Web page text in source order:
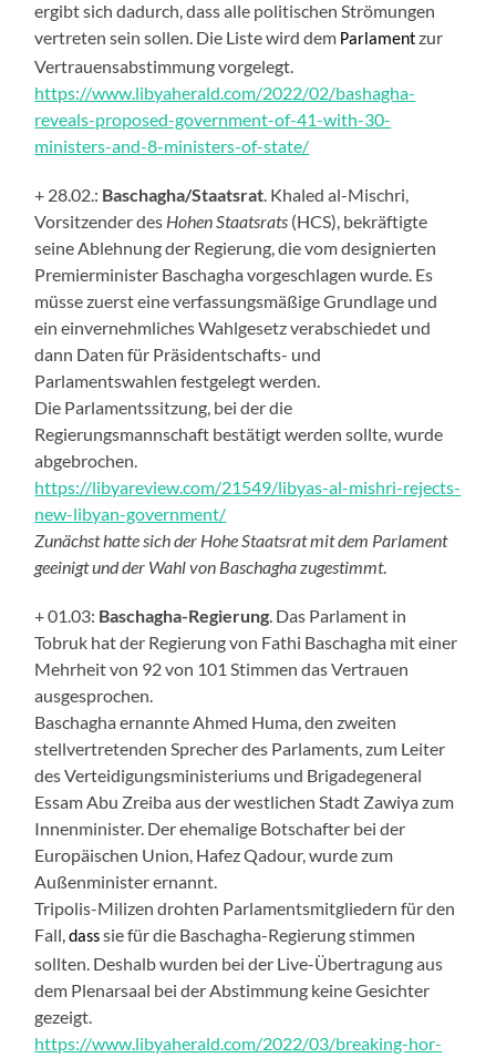
ergibt sich dadurch, dass alle politischen Strömungen
vertreten sein sollen. Die Liste wird dem Parlamentzur
Vertrauensabstimmung vorgelegt.
https://www.libyaherald.com/2022/02/bashagha-
reveals-proposed-government-of-41-with-30-
ministers-and-8-ministers-of-state/
+ 28.02.: Baschagha/Staatsrat. Khaled al-Mischri,
Vorsitzender des Hohen Staatsrats (HCS), bekräftigte
seine Ablehnung der Regierung, die vom designierten
Premierminister Baschagha vorgeschlagen wurde. Es
müsse zuerst eine verfassungsmäßige Grundlage und
ein einvernehmliches Wahlgesetz verabschiedet und
dann Daten für Präsidentschafts- und
Parlamentswahlen festgelegt werden.
Die Parlamentssitzung, bei der die
Regierungsmannschaft bestätigt werden sollte, wurde
abgebrochen.
https://libyareview.com/21549/libyas-al-mishri-rejects-
new-libyan-government/
Zunächst hatte sich der Hohe Staatsrat mit dem Parlament
geeinigt und der Wahl von Baschagha zugestimmt.
+ 01.03: Baschagha-Regierung. Das Parlament in
Tobruk hat der Regierung von Fathi Baschagha mit einer
Mehrheit von 92 von 101 Stimmen das Vertrauen
ausgesprochen.
Baschagha ernannte Ahmed Huma, den zweiten
stellvertretenden Sprecher des Parlaments, zum Leiter
des Verteidigungsministeriums und Brigadegeneral
Essam Abu Zreiba aus der westlichen Stadt Zawiya zum
Innenminister. Der ehemalige Botschafter bei der
Europäischen Union, Hafez Qadour, wurde zum
Außenminister ernannt.
Tripolis-Milizendrohten Parlamentsmitgliedern für den
Fall,dasssie für die Baschagha-Regierung stimmen
sollten. Deshalb wurden bei der Live-Übertragung aus
dem Plenarsaal bei der Abstimmung keineGesichter
gezeigt.
https://www.libyaherald.com/2022/03/breaking-hor-